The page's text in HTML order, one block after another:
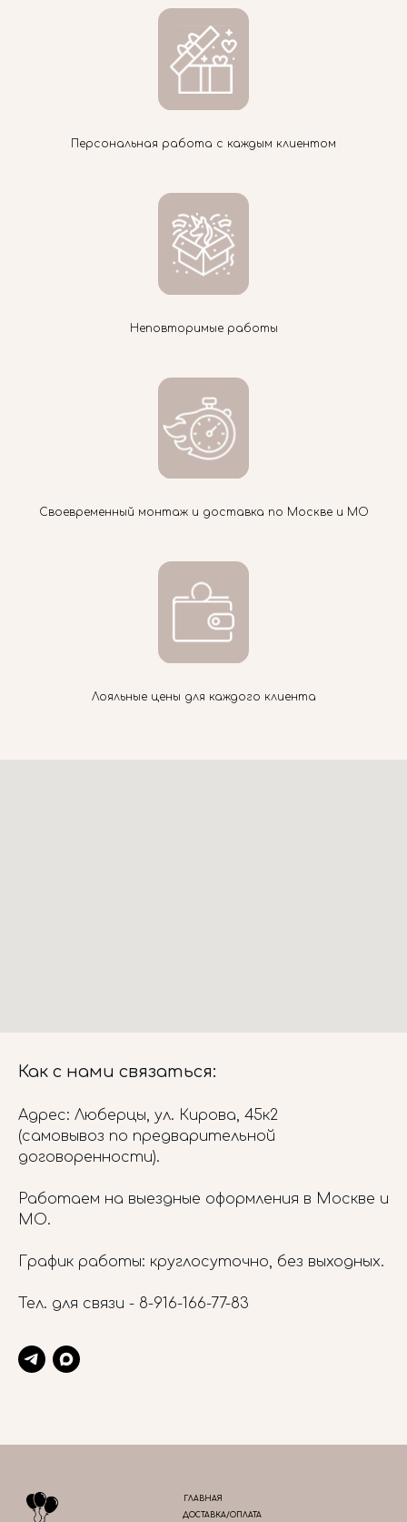
Персональная работа с каждым клиентом
Неповторимые работы
Своевременный монтаж и доставка по Москве и МО
Лояльные цены для каждого клиента
Как с нами связаться:
Адрес: Люберцы, ул. Кирова, 45к2
(самовывоз по предварительной
договоренности).
Работаем на выездные оформления в Москве и
МО.
График работы: круглосуточно, без выходных.
Тел. для связи - 8-916-166-77-83
ГЛАВНАЯ
ДОСТАВКА/ОПЛАТА